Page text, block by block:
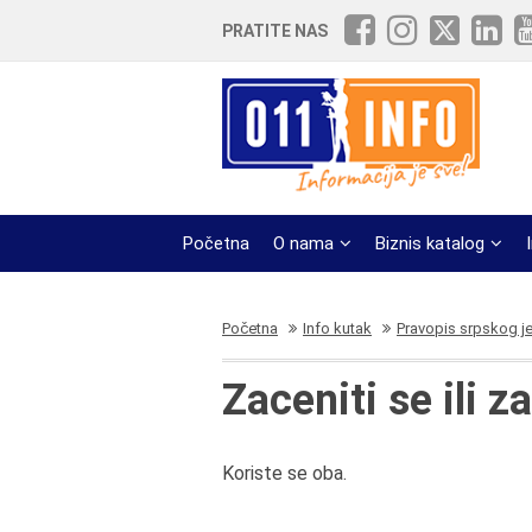
PRATITE NAS
Početna O nama Biznis katalog
Početna Info kutak Pravopis srpskog
Zaceniti se ili
Koriste se oba.